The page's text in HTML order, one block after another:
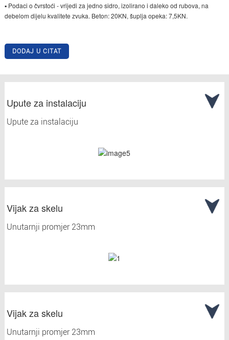
▪ Podaci o čvrstoći - vrijedi za jedno sidro, izolirano i daleko od rubova, na
debelom dijelu kvalitete zvuka. Beton: 20KN, šuplja opeka: 7,5KN.
DODAJ U CITAT
Upute za instalaciju
Upute za instalaciju
Vijak za skelu
Unutarnji promjer 23mm
Vijak za skelu
Unutarnji promjer 23mm